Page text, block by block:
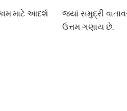
માટે આદર્શ
જ્યાં સમુદ્રી
ઉત્તમ ગણાય છે.